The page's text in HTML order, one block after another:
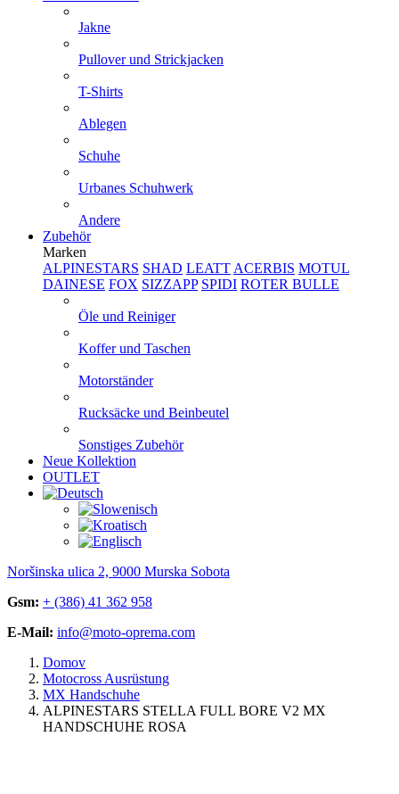
Jakne
Pullover und Strickjacken
T-Shirts
Ablegen
Schuhe
Urbanes Schuhwerk
Andere
Zubehör
Marken
ALPINESTARS SHAD LEATT ACERBIS MOTUL
DAINESE FOX SIZZAPP SPIDI ROTER BULLE
Öle und Reiniger
Koffer und Taschen
Motorständer
Rucksäcke und Beinbeutel
Sonstiges Zubehör
Neue Kollektion
OUTLET
Noršinska ulica 2, 9000 Murska Sobota
Gsm: + (386) 41 362 958
E-Mail: info@moto-oprema.com
Domov
Motocross Ausrüstung
MX Handschuhe
ALPINESTARS STELLA FULL BORE V2 MX
HANDSCHUHE ROSA